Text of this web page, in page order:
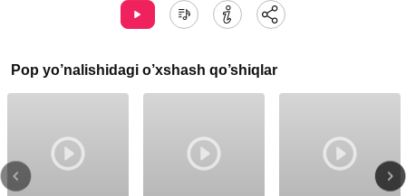
Pop yo’nalishidagi o’xshash qo’shiqlar